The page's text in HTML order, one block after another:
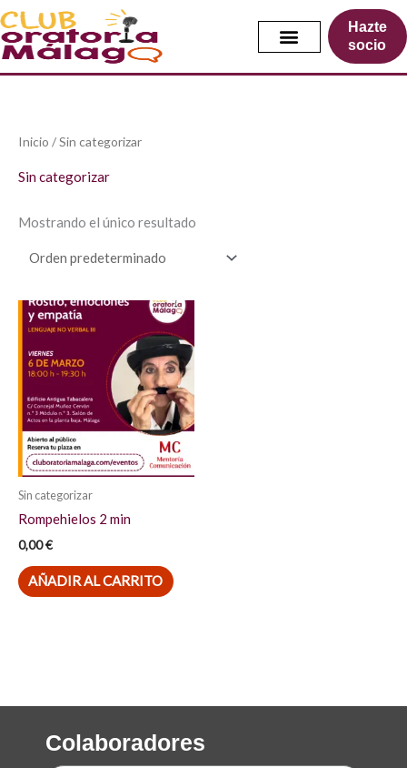
Ir
al
contenido
Hazte
socio
Inicio / Sin categorizar
Sin categorizar
Mostrando el único resultado
Sin categorizar
Rompehielos 2 min
0,00€
AÑADIR AL CARRITO
Colaboradores